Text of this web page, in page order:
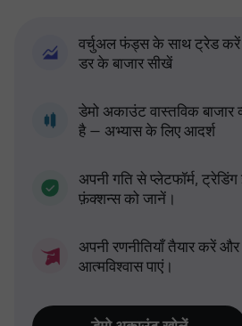
वर्चुअल फंड्स के साथ ट्रेड
डर के बाजार सीखें
डेमो अकाउंट वास्तविक बाजार
है — अभ्यास के लिए आदर्श
अपनी गति से प्लेटफॉर्म,
फ़ंक्शन्स को जानें।
अपनी रणनीतियाँ तैयार करें
आत्मविश्वास पाएं।